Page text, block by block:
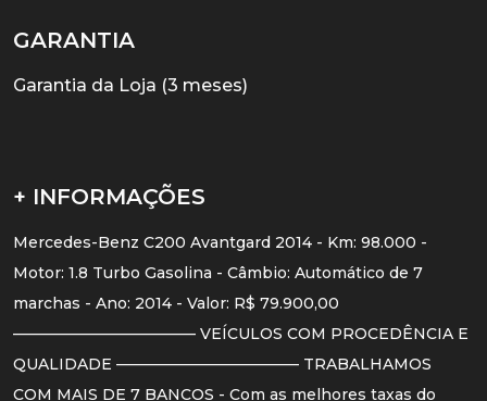
GARANTIA
Garantia da Loja (3 meses)
+ INFORMAÇÕES
Mercedes-Benz C200 Avantgard 2014 - Km: 98.000 -
Motor: 1.8 Turbo Gasolina - Câmbio: Automático de 7
marchas - Ano: 2014 - Valor: R$ 79.900,00
———————————— VEÍCULOS COM PROCEDÊNCIA E
QUALIDADE ———————————— TRABALHAMOS
COM MAIS DE 7 BANCOS - Com as melhores taxas do